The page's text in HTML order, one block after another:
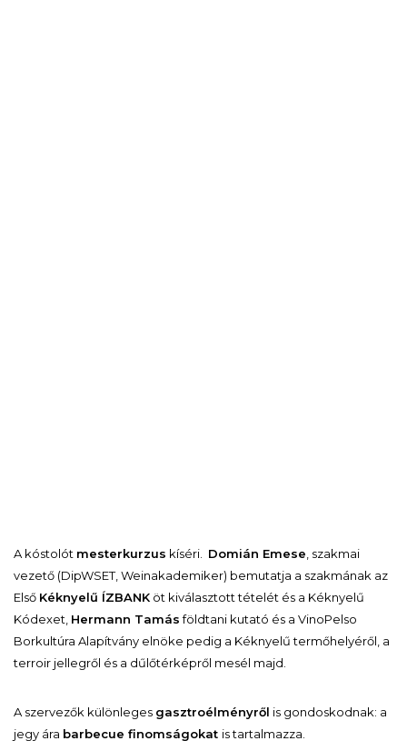
A kóstolót mesterkurzus kíséri. Domián Emese , szakmai
vezető (DipWSET, Weinakademiker) bemutatja a szakmának az
Első Kéknyelű ÍZBANK öt kiválasztott tételét és a Kéknyelű
Kódexet, Hermann Tamásföldtani kutató és a VinoPelso
Borkultúra Alapítvány elnöke pedig a Kéknyelű termőhelyéről, a
terroir jellegről és a dűlőtérképről mesél majd.
A szervezők különleges gasztroélményről is gondoskodnak: a
jegy ára barbecue finomságokat is tartalmazza.